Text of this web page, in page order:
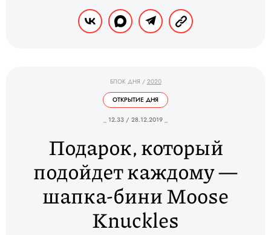
БЛОК ДНЯ / 2020
ОТКРЫТИЕ ДНЯ
_ 12.33 / 28.12.2019 _
Подарок, который
подойдет каждому —
шапка-бини Moose
Knuckles